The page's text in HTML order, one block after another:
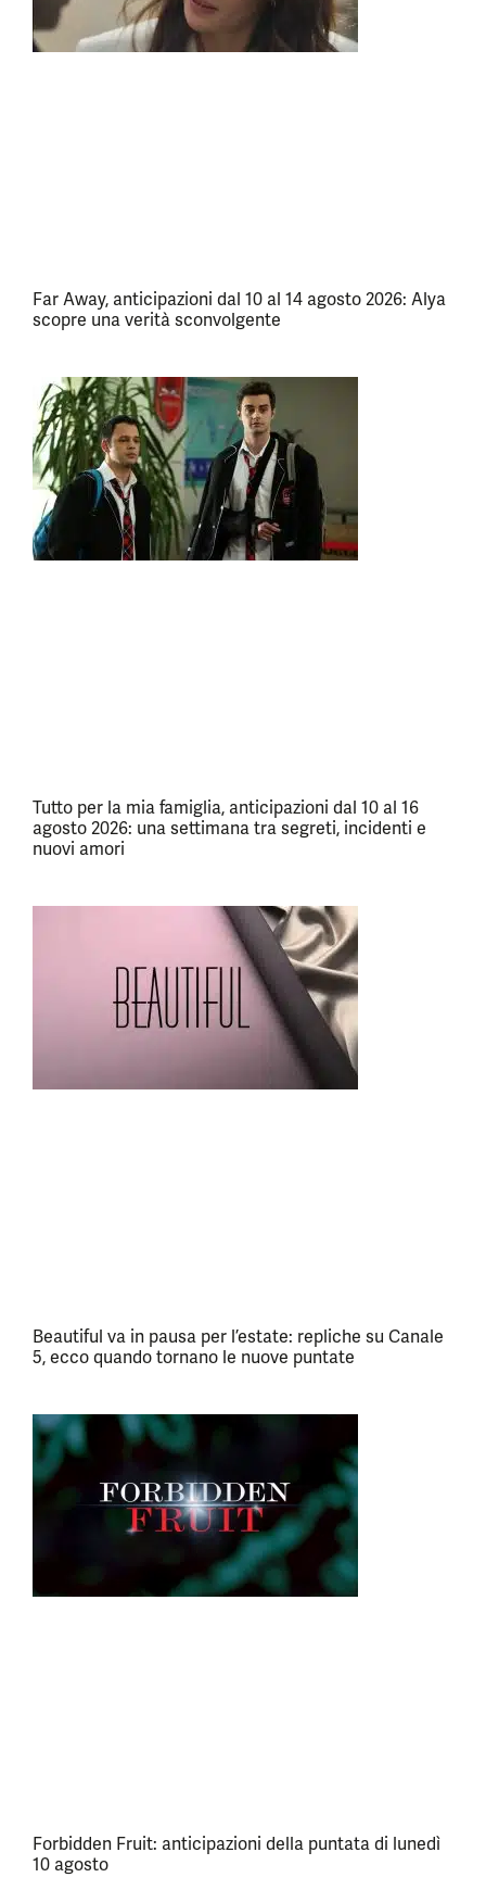
Far Away, anticipazioni dal 10 al 14 agosto 2026: Alya
scopre una verità sconvolgente
Tutto per la mia famiglia, anticipazioni dal 10 al 16
agosto 2026: una settimana tra segreti, incidenti e
nuovi amori
Beautiful va in pausa per l’estate: repliche su Canale
5, ecco quando tornano le nuove puntate
Forbidden Fruit: anticipazioni della puntata di lunedì
10 agosto